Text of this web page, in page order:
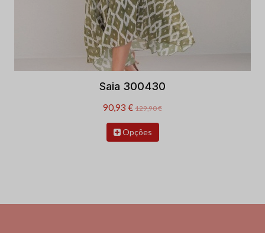
Saia 300430
90,93 € 129,90 €
Opções